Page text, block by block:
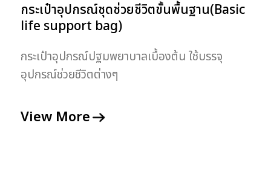
กระเป๋าอุปกรณ์ชุดช่วยชีวิตขั้นพื้นฐาน(Basic
life support bag)
กระเป๋าอุปกรณ์ปฐมพยาบาลเบื้องต้น ใช้บรรจุ
อุปกรณ์ช่วยชีวิตต่างๆ
View More